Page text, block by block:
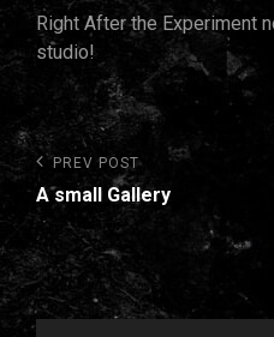
Right After the Experiment
studio!
Navigazione
articoli
Previous
Post
PREV POST
A small Gallery